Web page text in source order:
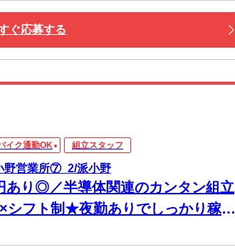
ぐ応募する
イク通勤OK 組立スタッフ
野営業所⑦_2/派小野
あり◎／半導体関連のカンタン組立
シフト制★夜勤ありでしっかり稼げ